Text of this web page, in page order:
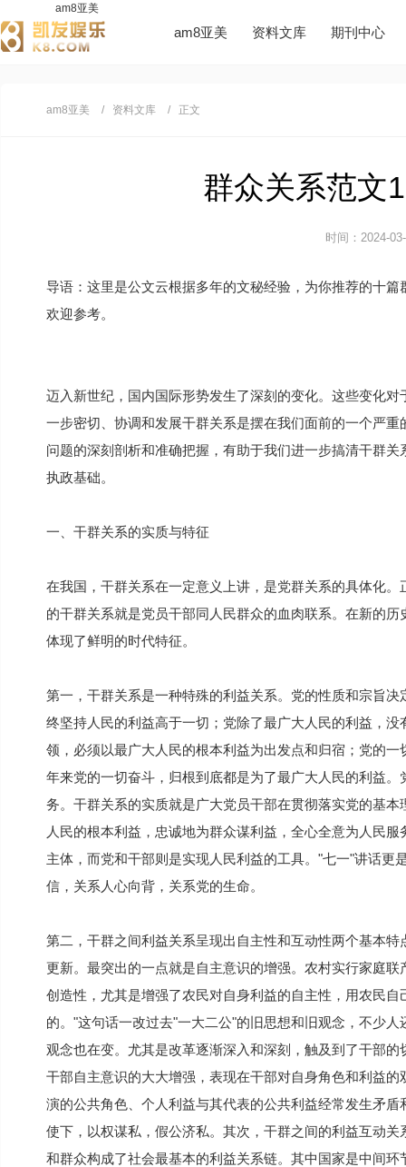
am8亚美
am8亚美 资料文库 期刊中心
am8亚美 资料文库 正文
群众关系范文
时间：2024-
导语：这里是公文云根据多年的文秘经验，为你推荐的十
欢迎参考。
迈入新世纪，国内国际形势发生了深刻的变化。这些变化
一步密切、协调和发展干群关系是摆在我们面前的一个严
问题的深刻剖析和准确把握，有助于我们进一步搞清干群
执政基础。
一、干群关系的实质与特征
在我国，干群关系在一定意义上讲，是党群关系的具体化
的干群关系就是党员干部同人民群众的血肉联系。在新的
体现了鲜明的时代特征。
第一，干群关系是一种特殊的利益关系。党的性质和宗旨
终坚持人民的利益高于一切；党除了最广大人民的利益，
领，必须以最广大人民的根本利益为出发点和归宿；党的
年来党的一切奋斗，归根到底都是为了最广大人民的利益
务。干群关系的实质就是广大党员干部在贯彻落实党的基
人民的根本利益，忠诚地为群众谋利益，全心全意为人民
主体，而党和干部则是实现人民利益的工具。"七一"讲话
信，关系人心向背，关系党的生命。
第二，干群之间利益关系呈现出自主性和互动性两个基本
更新。最突出的一点就是自主意识的增强。农村实行家庭
创造性，尤其是增强了农民对自身利益的自主性，用农民
的。"这句话一改过去"一大二公"的旧思想和旧观念，不少
观念也在变。尤其是改革逐渐深入和深刻，触及到了干部
干部自主意识的大大增强，表现在干部对自身角色和利益
演的公共角色、个人利益与其代表的公共利益经常发生矛
使下，以权谋私，假公济私。其次，干群之间的利益互动
和群众构成了社会最基本的利益关系链。其中国家是中间